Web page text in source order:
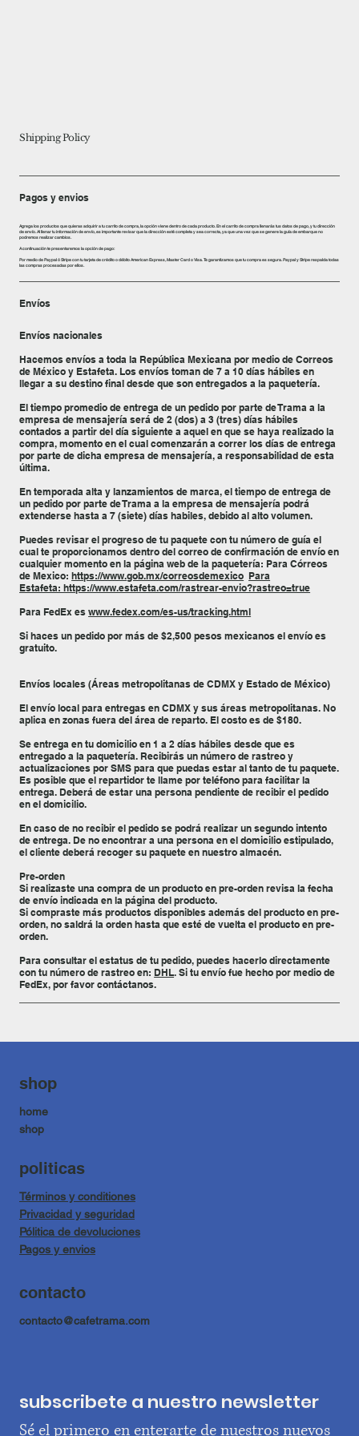
Shipping Policy
Pagos y envios
Agrega los productos que quieras adquirir a tu carrito de compra, la opción viene dentro de cada producto. En el carrito de compra llenarás tus datos de pago, y tu dirección
de envío. Al llenar tu información de envío, es importante revisar que la dirección esté completa y sea correcta, ya que una vez que se genere la guía de embarque no
podremos realizar cambios.
A continuación te presentaremos la opción de pago:
Por medio de Paypal ó Stripe con tu tarjeta de crédito o débito American Express, Master Card o Visa. Te garantizamos que tu compra es segura. Paypal y Stripe respalda todas
las compras procesadas por ellos.
Envíos
Envíos nacionales
Hacemos envíos a toda la República Mexicana por medio de Correos
de México y Estafeta. Los envíos toman de 7 a 10 días hábiles en
llegar a su destino final desde que son entregados a la paquetería.
El tiempo promedio de entrega de un pedido por parte de Trama a la
empresa de mensajería será de 2 (dos) a 3 (tres) días hábiles
contados a partir del día siguiente a aquel en que se haya realizado la
compra, momento en el cual comenzarán a correr los días de entrega
por parte de dicha empresa de mensajería, a responsabilidad de esta
última.
En temporada alta y lanzamientos de marca, el tiempo de entrega de
un pedido por parte de Trama a la empresa de mensajería podrá
extenderse hasta a 7 (siete) días habiles, debido al alto volumen.
Puedes revisar el progreso de tu paquete con tu número de guía el
cual te proporcionamos dentro del correo de confirmación de envío en
cualquier momento en la página web de la paquetería: Para Córreos
de Mexico:https://www.gob.mx/correosdemexico Para
Estafeta: https://www.estafeta.com/rastrear-envio?rastreo=true
Para FedEx eswww.fedex.com/es-us/tracking.html
Si haces un pedido por más de $2,500 pesos mexicanos el envío es
gratuito.
Envíos locales (Áreas metropolitanas de CDMX y Estado de México)
El envío local para entregas en CDMX y sus áreas metropolitanas. No
aplica en zonas fuera del área de reparto. El costo es de $180.
Se entrega en tu domicilio en 1 a 2 días hábiles desde que es
entregado a la paquetería. Recibirás un número de rastreo y
actualizaciones por SMS para que puedas estar al tanto de tu paquete.
Es posible que el repartidor te llame por teléfono para facilitar la
entrega. Deberá de estar una persona pendiente de recibir el pedido
en el domicilio.
En caso de no recibir el pedido se podrá realizar un segundo intento
de entrega. De no encontrar a una persona en el domicilio estipulado,
el cliente deberá recoger su paquete en nuestro almacén.
Pre-orden
Si realizaste una compra de un producto en pre-orden revisa la fecha
de envío indicada en la página del producto.
Si compraste más productos disponibles además del producto en pre-
orden, no saldrá la orden hasta que esté de vuelta el producto en pre-
orden.
Para consultar el estatus de tu pedido, puedes hacerlo directamente
con tu número de rastreo en: DHL. Si tu envío fue hecho por medio de
FedEx, por favor contáctanos.
shop
home
shop
politicas
Términos y conditiones
Privacidad y seguridad
Pólitica de devoluciones
Pagos y envios
contacto
contacto@cafetrama.com
subscribete a nuestro newsletter
Sé el primero en enterarte de nuestros nuevos